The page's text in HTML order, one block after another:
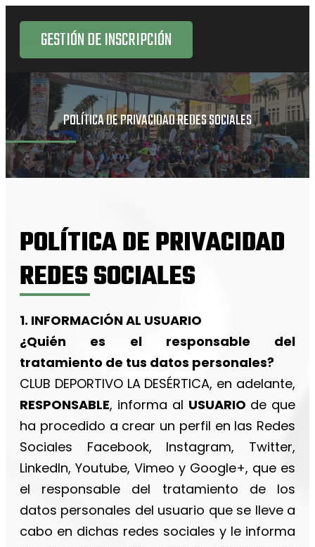
GESTIÓN DE INSCRIPCIÓN
POLÍTICA DE PRIVACIDAD REDES SOCIALES
POLÍTICA DE PRIVACIDAD
REDES SOCIALES
1. INFORMACIÓN AL USUARIO
¿Quién es el responsable del
tratamiento de tus datos personales?
CLUB DEPORTIVO LA DESÉRTICA, en adelante,
RESPONSABLE, informa al USUARIO de que
ha procedido a crear un perfil en las Redes
Sociales Facebook, Instagram, Twitter,
LinkedIn, Youtube, Vimeo y Google+, que es
el responsable del tratamiento de los
datos personales del usuario que se lleve a
cabo en dichas redes sociales y le informa